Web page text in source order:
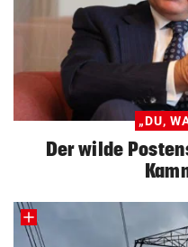
„DU,
Der wilde